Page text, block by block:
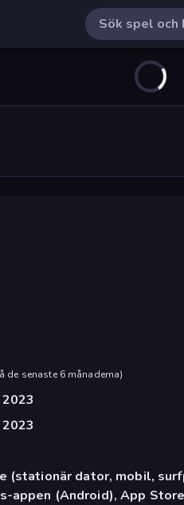
de senaste 6 månaderna)
(stationär dator, mobil,
appen (Android), App